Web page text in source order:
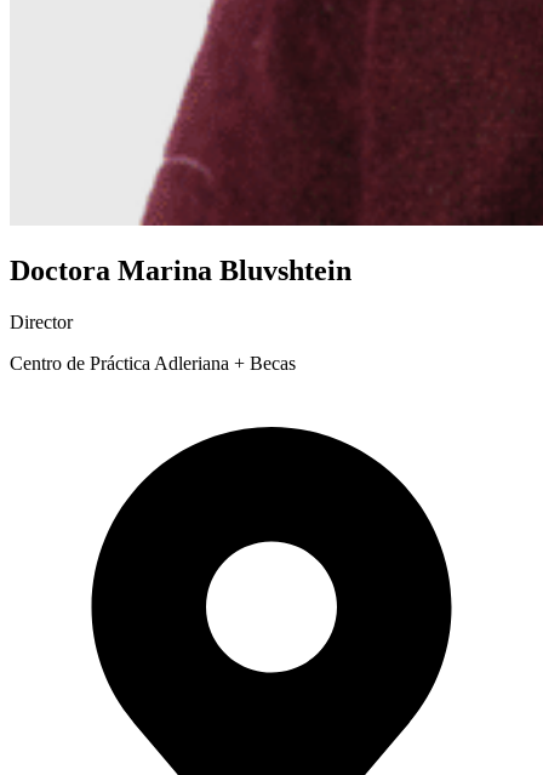
Doctora Marina Bluvshtein
Director
Centro de Práctica Adleriana + Becas